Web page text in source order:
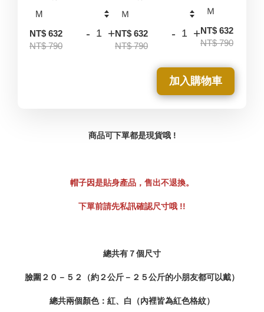
NT$ 632
NT$ 790
- +NT$ 632
NT$ 790
- +NT$ 632
NT$ 790
加入購物車
商品可下單都是現貨哦 !
帽子因是貼身產品，售出不退換。
下單前請先私訊確認尺寸哦 !!
總共有７個尺寸
臉圍２０－５２（約２公斤－２５公斤的小朋友都可以戴）
總共兩個顏色：紅、白（內裡皆為紅色格紋）